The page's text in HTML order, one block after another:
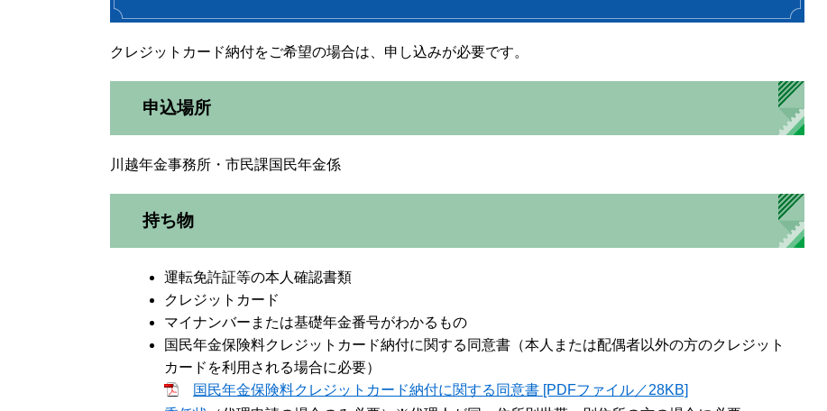
クレジットカード納付をご希望の場合は、申し込みが必要です。
申込場所
川越年金事務所・市民課国民年金係
持ち物
運転免許証等の本人確認書類
クレジットカード
マイナンバーまたは基礎年金番号がわかるもの
国民年金保険料クレジットカード納付に関する同意書（本人または配偶者以外の方のクレジット
カードを利用される場合に必要）
国民年金保険料クレジットカード納付に関する同意書 [PDFファイル／28KB]